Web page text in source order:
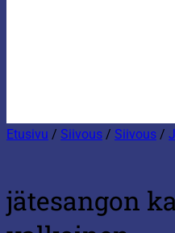
Etusivu / Siivous / Siivous /
jätesangon